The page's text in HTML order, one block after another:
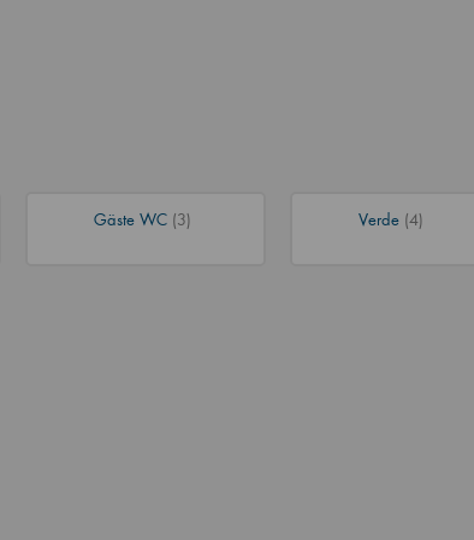
Gäste WC (3) Verde (4)